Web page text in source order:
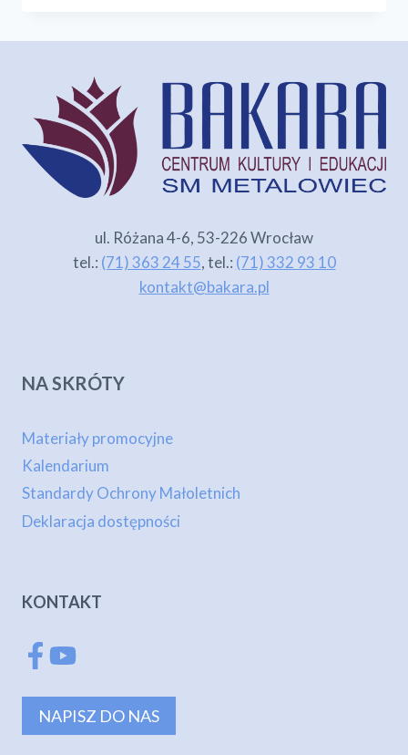
ul. Różana 4-6, 53-226 Wrocław
tel.: (71) 363 24 55, tel.: (71) 332 93 10
kontakt@bakara.pl
NA SKRÓTY
Materiały promocyjne
Kalendarium
Standardy Ochrony Małoletnich
Deklaracja dostępności
KONTAKT
NAPISZ DO NAS